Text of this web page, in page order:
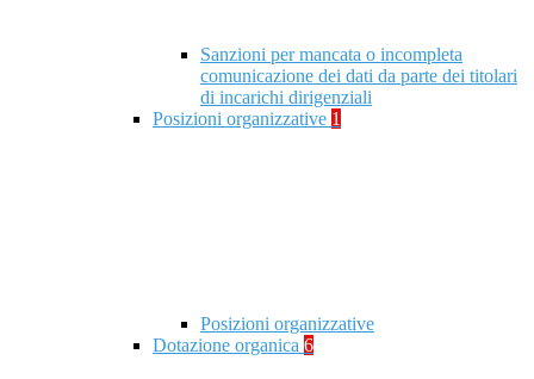
Sanzioni per mancata o incompleta
comunicazione dei dati da parte dei titolari
di incarichi dirigenziali
Posizioni organizzative 1
Posizioni organizzative
Dotazione organica 6